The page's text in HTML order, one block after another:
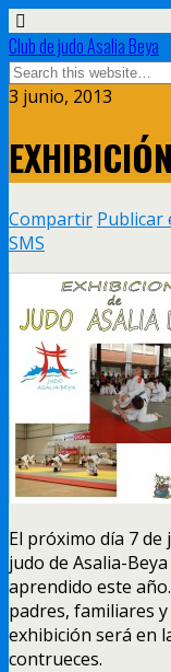
Club de judo Asalia Beya
3 junio, 2013
Compartir Publicar
SMS
El próximo día 7
judo de Asalia-
aprendido este
padres, familiares
exhibición será en
contrueces.